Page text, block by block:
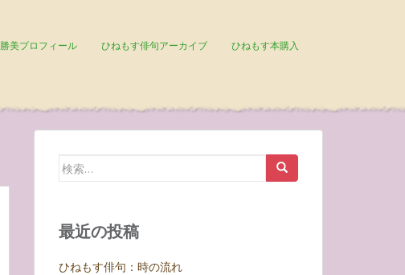
勝美プロフィール ひねもす俳句アーカイブ ひねもす本購入
検
最近の投稿
ひねもす俳句：時の流れ